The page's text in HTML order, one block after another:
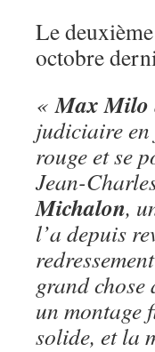
Le
octobre
«Max Milo
judiciaire en
rouge et se
Jean-
Michalon,
l’a depuis
grand
un montage
solide, et la